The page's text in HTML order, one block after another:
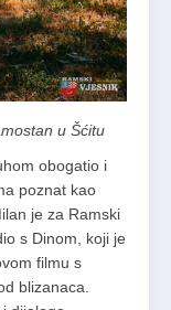
u Šćitu
obogatio i
poznat kao
je za Ramski
s Dinom, koji je
filmu s
blizanaca.